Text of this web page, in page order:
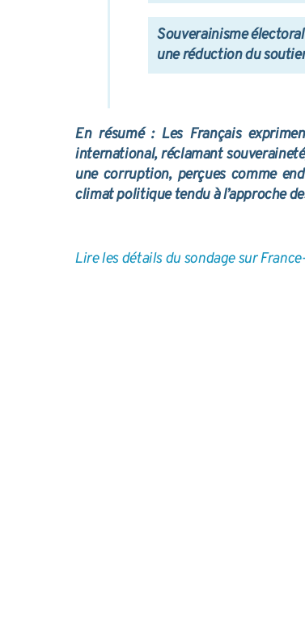
Souverainisme électoral
une réduction du
En résumé : Les Français
international, réclamant
une corruption, perçues comme
climat politique tendu à l’approche
Lire les détails du sondage sur